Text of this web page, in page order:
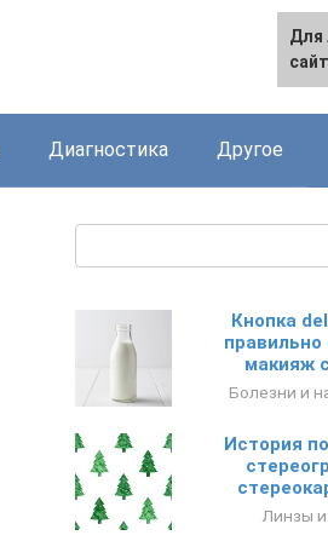
Диагностика Другое
Кнопка
макияж
Болезни и
История
Линзы и
Для